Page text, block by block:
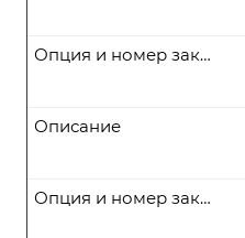
Опция и номер заказа
Описание
Опция и номер заказа